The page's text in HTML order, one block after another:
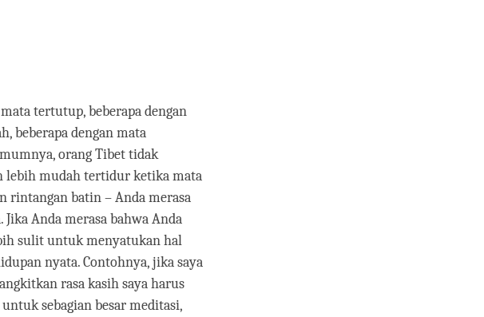
tertutup, beberapa dengan
beberapa dengan mata
orang Tibet tidak
lebih mudah tertidur ketika mata
rintangan batin – Anda merasa
Anda merasa bahwa Anda
sulit untuk menyatukan hal
nyata. Contohnya, jika saya
rasa kasih saya harus
sebagian besar meditasi,